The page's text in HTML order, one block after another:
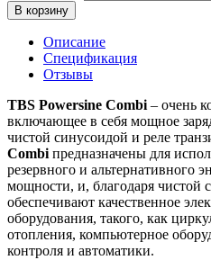
В корзину
Описание
Спецификация
Отзывы
TBS Powersine Combi – очень
включающее в себя мощное
чистой синусоидой и реле
Combi предназначены для
резервного и альтернативного
мощности, и, благодаря чистой
обеспечивают качественное
оборудования, такого, как
отопления, компьютерное
контроля и автоматики.